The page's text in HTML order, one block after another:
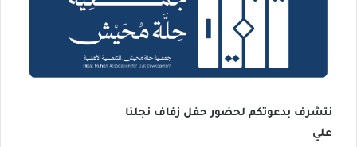
نتشرف بدعوتكم لحضور حفل زفاف نجلنا
علي